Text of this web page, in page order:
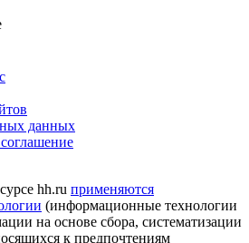
данных
hh.ru применяются
(информационные технологии
на основе сбора, систематизации
к предпочтениям